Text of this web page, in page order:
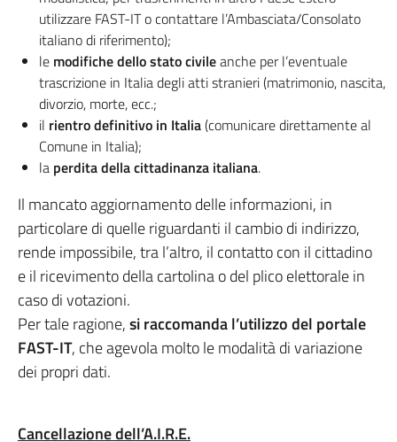
utilizzare FAST-IT o contattare l’Ambasciata/Consolato
italiano di riferimento);
le modifiche dello stato civileanche per l’eventuale
trascrizione in Italia degli atti stranieri (matrimonio, nascita,
divorzio, morte, ecc.;
il rientro definitivo in Italia(comunicare direttamente al
Comune in Italia);
la perdita della cittadinanza italiana.
Il mancato aggiornamento delle informazioni, in
particolare di quelle riguardanti il cambio di indirizzo,
rende impossibile, tra l’altro, il contatto con il cittadino
e il ricevimento della cartolina o del plico elettorale in
caso di votazioni.
Per tale ragione,si raccomanda l’utilizzo del portale
FAST-IT, che agevola molto le modalità di variazione
dei propri dati.
Cancellazione dell’A.I.R.E.